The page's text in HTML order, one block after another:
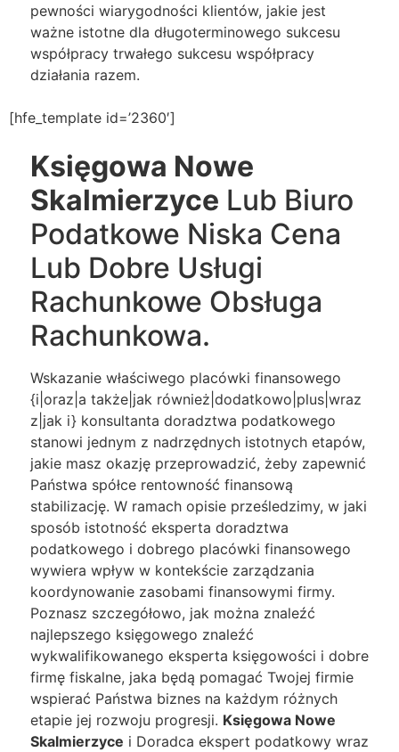
pewności wiarygodności klientów, jakie jest
ważne istotne dla długoterminowego sukcesu
współpracy trwałego sukcesu współpracy
działania razem.
[hfe_template id=’2360′]
Księgowa Nowe
Skalmierzyce Lub Biuro
Podatkowe Niska Cena
Lub Dobre Usługi
Rachunkowe Obsługa
Rachunkowa.
Wskazanie właściwego placówki finansowego
{i|oraz|a także|jak również|dodatkowo|plus|wraz
z|jak i} konsultanta doradztwa podatkowego
stanowi jednym z nadrzędnych istotnych etapów,
jakie masz okazję przeprowadzić, żeby zapewnić
Państwa spółce rentowność finansową
stabilizację. W ramach opisie prześledzimy, w jaki
sposób istotność eksperta doradztwa
podatkowego i dobrego placówki finansowego
wywiera wpływ w kontekście zarządzania
koordynowanie zasobami finansowymi firmy.
Poznasz szczegółowo, jak można znaleźć
najlepszego księgowego znaleźć
wykwalifikowanego eksperta księgowości i dobre
firmę fiskalne, jaka będą pomagać Twojej firmie
wspierać Państwa biznes na każdym różnych
etapie jej rozwoju progresji. Księgowa Nowe
Skalmierzyce i Doradca ekspert podatkowy wraz